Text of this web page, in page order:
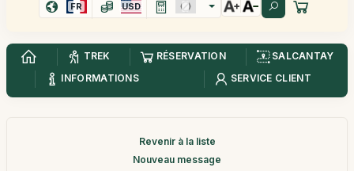
FR USD
TREK RÉSERVATION
SALCANTAY
INFORMATIONS
SERVICE CLIENT
Revenir à la liste
Nouveau message